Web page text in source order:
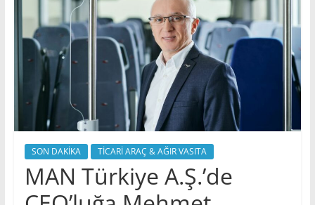
SON DAKİKA TİCARİ ARAÇ & AĞIR VASITA
MAN Türkiye A.Ş.’de